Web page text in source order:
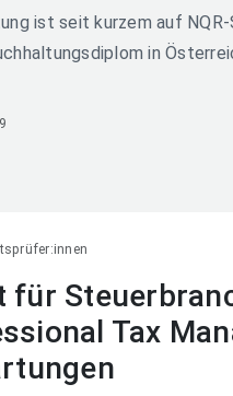
ist seit kurzem auf
in
für
Tax